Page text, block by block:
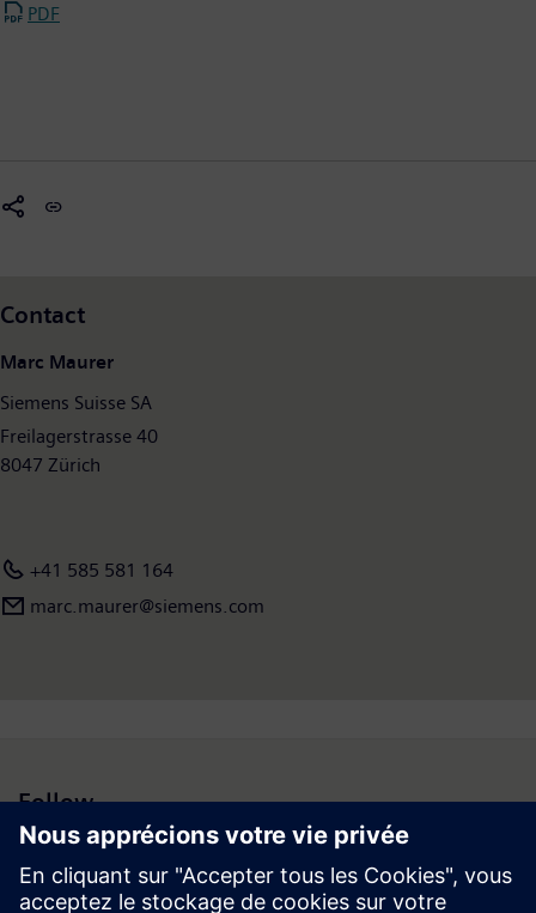
PDF
Contact
Marc Maurer
Siemens Suisse SA
Freilagerstrasse 40
8047 Zürich
+41 585 581 164
marc.maurer@siemens.com
Follow